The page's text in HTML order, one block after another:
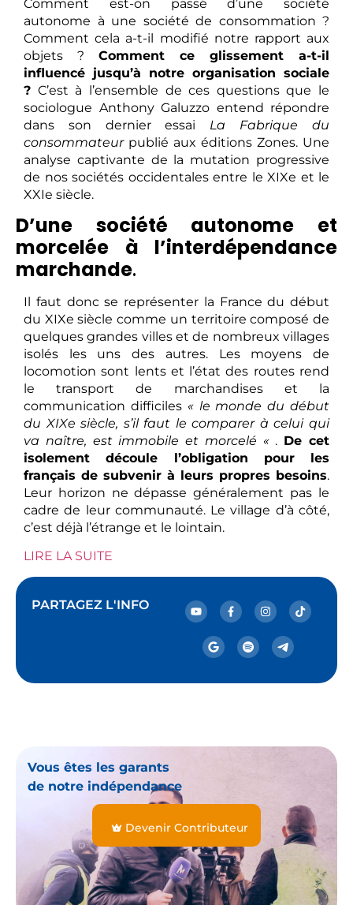
Comment est-on passé d’une société
autonome à une société de consommation ?
Comment cela a-t-il modifié notre rapport aux
objets ? Comment ce glissement a-t-il
influencé jusqu’à notre organisation sociale
? C’est à l’ensemble de ces questions que le
sociologue Anthony Galuzzo entend répondre
dans son dernier essai La Fabrique du
consommateurpublié aux éditions Zones. Une
analyse captivante de la mutation progressive
de nos sociétés occidentales entre le XIXe et le
XXIe siècle.
D’une société autonome et
morcelée à l’interdépendance
marchande.
Il faut donc se représenter la France du début
du XIXe siècle comme un territoire composé de
quelques grandes villes et de nombreux villages
isolés les uns des autres. Les moyens de
locomotion sont lents et l’état des routes rend
le transport de marchandises et la
communication difficiles « le monde du début
du XIXe siècle, s’il faut le comparer à celui qui
va naître, est immobile et morcelé « . De cet
isolement découle l’obligation pour les
français de subvenir à leurs propres besoins.
Leur horizon ne dépasse généralement pas le
cadre de leur communauté. Le village d’à côté,
c’est déjà l’étrange et le lointain.
LIRE LA SUITE
PARTAGEZ L'INFO
Vous êtes les garants
de notre indépendance
Devenir Contributeur